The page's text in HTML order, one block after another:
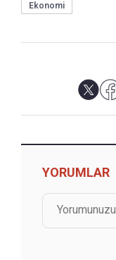
Ekonomi
YORUMLAR